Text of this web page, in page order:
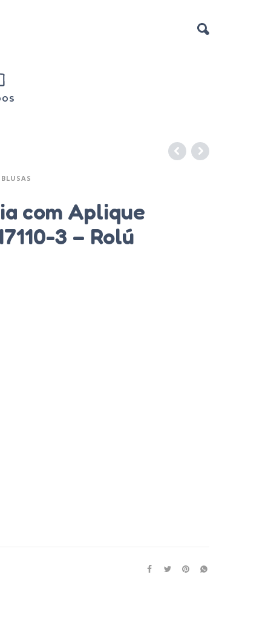
BLUSAS
com Aplique
3 – Rolú